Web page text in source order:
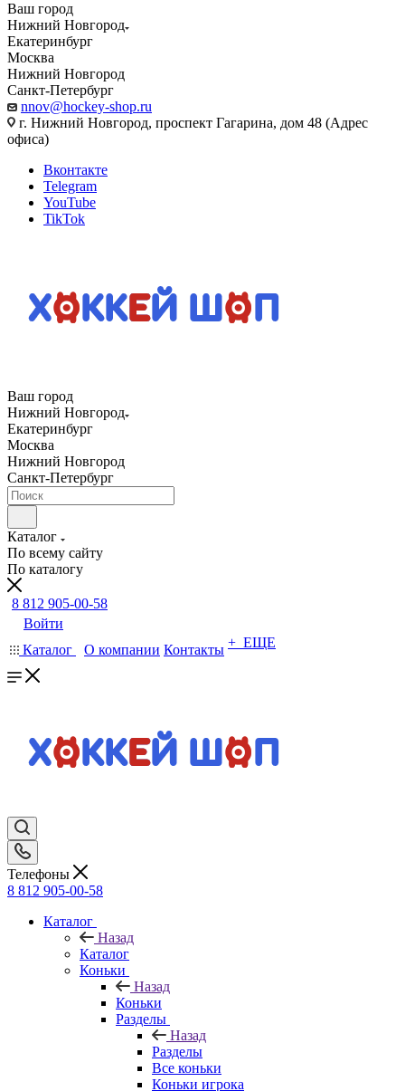
Ваш город
Нижний Новгород
Екатеринбург
Москва
Нижний Новгород
Санкт-Петербург
nnov@hockey-shop.ru
г. Нижний Новгород, проспект Гагарина, дом 48 (Адрес
офиса)
Вконтакте
Telegram
YouTube
TikTok
Ваш город
Нижний Новгород
Екатеринбург
Москва
Нижний Новгород
Санкт-Петербург
Каталог
По всему сайту
По каталогу
8 812 905-00-58
Войти
Каталог
О компании Контакты + ЕЩЕ
Телефоны
8 812 905-00-58
Каталог
Назад
Каталог
Коньки
Назад
Коньки
Разделы
Назад
Разделы
Все коньки
Коньки игрока